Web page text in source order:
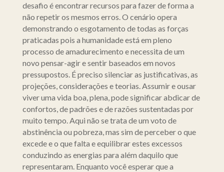
desafio é encontrar recursos para fazer de forma a
não repetir os mesmos erros. O cenário opera
demonstrando o esgotamento de todas as forças
praticadas pois a humanidade está em pleno
processo de amadurecimento e necessita de um
novo pensar-agir e sentir baseados em novos
pressupostos. É preciso silenciar as justificativas, as
projeções, considerações e teorias. Assumir e ousar
viver uma vida boa, plena, pode significar abdicar de
confortos, de padrões e de razões sustentadas por
muito tempo. Aqui não se trata de um voto de
abstinência ou pobreza, mas sim de perceber o que
excede e o que falta e equilibrar estes excessos
conduzindo as energias para além daquilo que
representaram. Enquanto você esperar que a